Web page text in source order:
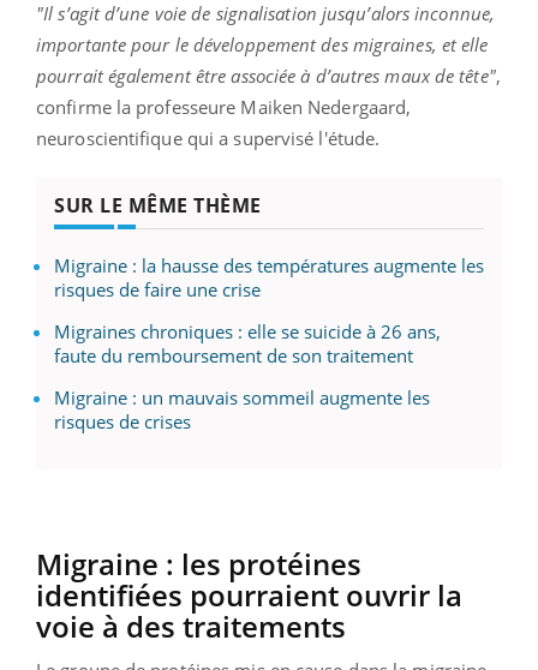
"Il s’agit d’une voie de signalisation jusqu’alors inconnue,
importante pour le développement des migraines, et elle
pourrait également être associée à d’autres maux de tête",
confirme la professeure Maiken Nedergaard,
neuroscientifique qui a supervisé l'étude.
SUR LE MÊME THÈME
Migraine : la hausse des températures augmente les
risques de faire une crise
Migraines chroniques : elle se suicide à 26 ans,
faute du remboursement de son traitement
Migraine : un mauvais sommeil augmente les
risques de crises
Migraine : les protéines
identifiées pourraient ouvrir la
voie à des traitements